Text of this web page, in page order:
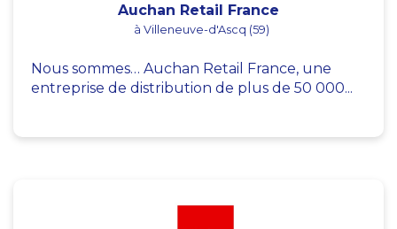
Auchan Retail France
à Villeneuve-d'Ascq (59)
Nous sommes… Auchan Retail France, une
entreprise de distribution de plus de 50 000...